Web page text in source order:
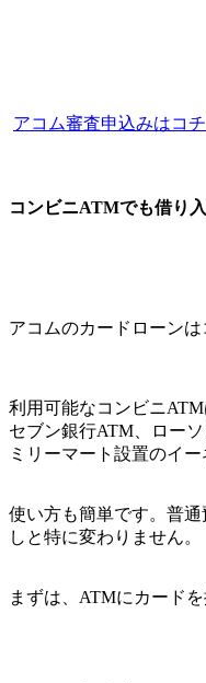
アコム審査申込みはコ
コンビニATMでも借り
アコムのカードローンは
利用可能なコンビニ
セブン銀行ATM、ロー
ミリーマート設置のイ
使い方も簡単です。普
しと特に変わりません。
まずは、ATMにカードを